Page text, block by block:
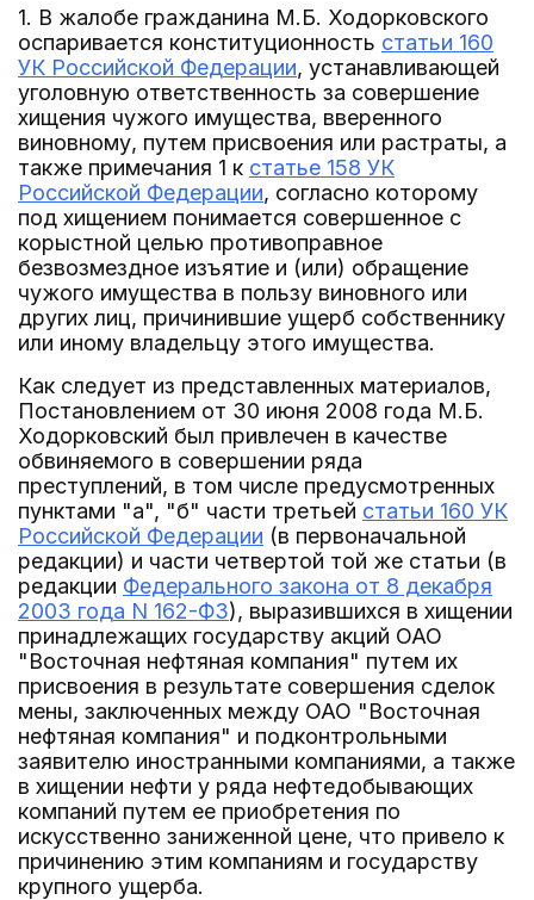
1. В жалобе гражданина М.Б. Ходорковского
оспаривается конституционность статьи 160
УК Российской Федерации, устанавливающей
уголовную ответственность за совершение
хищения чужого имущества, вверенного
виновному, путем присвоения или растраты, а
также примечания 1 к статье 158 УК
Российской Федерации, согласно которому
под хищением понимается совершенное с
корыстной целью противоправное
безвозмездное изъятие и (или) обращение
чужого имущества в пользу виновного или
других лиц, причинившие ущерб собственнику
или иному владельцу этого имущества.
Как следует из представленных материалов,
Постановлением от 30 июня 2008 года М.Б.
Ходорковский был привлечен в качестве
обвиняемого в совершении ряда
преступлений, в том числе предусмотренных
пунктами "а", "б" части третьей статьи 160 УК
Российской Федерации (в первоначальной
редакции) и части четвертой той же статьи (в
редакции Федерального закона от 8 декабря
2003 года N 162-ФЗ), выразившихся в хищении
принадлежащих государству акций ОАО
"Восточная нефтяная компания" путем их
присвоения в результате совершения сделок
мены, заключенных между ОАО "Восточная
нефтяная компания" и подконтрольными
заявителю иностранными компаниями, а также
в хищении нефти у ряда нефтедобывающих
компаний путем ее приобретения по
искусственно заниженной цене, что привело к
причинению этим компаниям и государству
крупного ущерба.